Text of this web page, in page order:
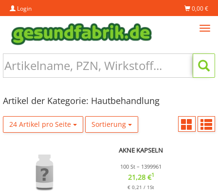
Login 0,00 €
Artikel der Kategorie: Hautbehandlung
24 Artikel pro Seite Sortierung
AKNE KAPSELN
100 St – 1399961
21,28 €1
€ 0,21 / 1St